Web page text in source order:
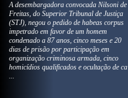
​A desembargadora convocada Nilsoni de
Freitas, do Superior Tribunal de Justiça
(STJ), negou o pedido de habeas corpus
impetrado em favor de um homem
condenado a 87 anos, cinco meses e 20
dias de prisão por participação em
organização criminosa armada, cinco
homicídios qualificados e ocultação de ca
...